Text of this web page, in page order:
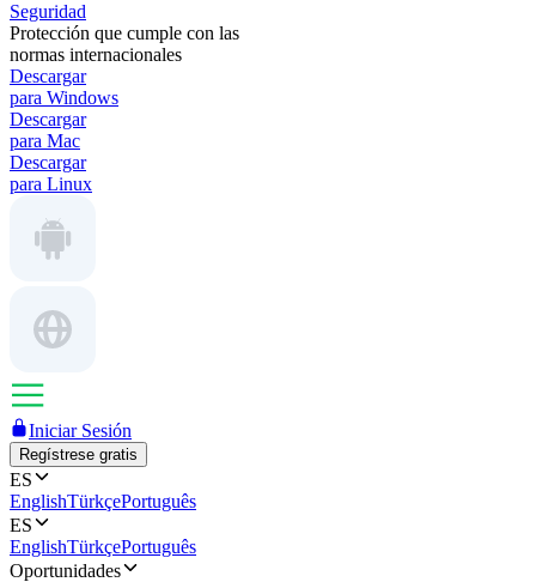
Seguridad
Protección que cumple con las
normas internacionales
Descargar
para Windows
Descargar
para Mac
Descargar
para Linux
Iniciar Sesión
Regístrese gratis
ES
EnglishTürkçePortuguês
ES
EnglishTürkçePortuguês
Oportunidades